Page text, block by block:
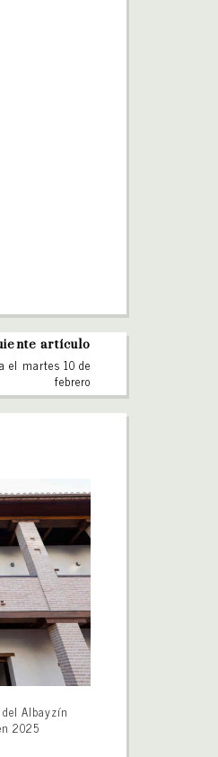
artículo
el martes 10 de
febrero
Albayzín
2025